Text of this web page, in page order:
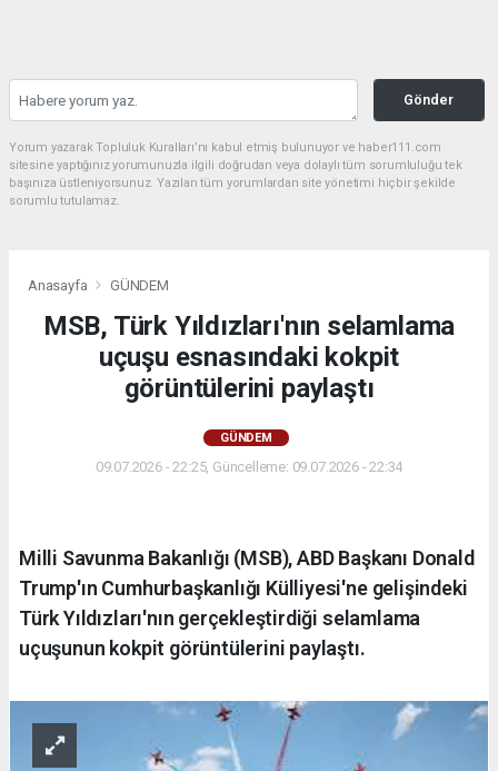
Gönder
Yorum yazarak Topluluk Kuralları’nı kabul etmiş bulunuyor ve haber111.com
sitesine yaptığınız yorumunuzla ilgili doğrudan veya dolaylı tüm sorumluluğu tek
başınıza üstleniyorsunuz. Yazılan tüm yorumlardan site yönetimi hiçbir şekilde
sorumlu tutulamaz.
Anasayfa GÜNDEM
MSB, Türk Yıldızları'nın selamlama
uçuşu esnasındaki kokpit
görüntülerini paylaştı
GÜNDEM
09.07.2026 - 22:25, Güncelleme: 09.07.2026 - 22:34
Milli Savunma Bakanlığı (MSB), ABD Başkanı Donald
Trump'ın Cumhurbaşkanlığı Külliyesi'ne gelişindeki
Türk Yıldızları'nın gerçekleştirdiği selamlama
uçuşunun kokpit görüntülerini paylaştı.